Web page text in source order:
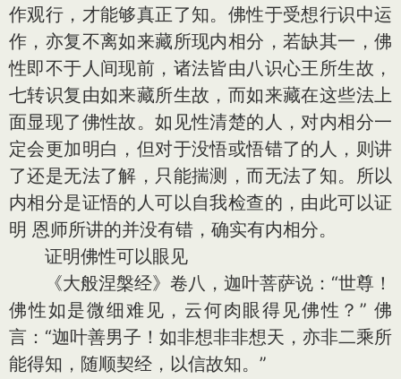
作观行，才能够真正了知。佛性于受想行识中运
作，亦复不离如来藏所现内相分，若缺其一，佛
性即不于人间现前，诸法皆由八识心王所生故，
七转识复由如来藏所生故，而如来藏在这些法上
面显现了佛性故。如见性清楚的人，对内相分一
定会更加明白，但对于没悟或悟错了的人，则讲
了还是无法了解，只能揣测，而无法了知。所以
内相分是证悟的人可以自我检查的，由此可以证
明 恩师所讲的并没有错，确实有内相分。
证明佛性可以眼见
《大般涅槃经》卷八，迦叶菩萨说：“世尊！
佛性如是微细难见，云何肉眼得见佛性？” 佛
言：“迦叶善男子！如非想非非想天，亦非二乘所
能得知，随顺契经，以信故知。”